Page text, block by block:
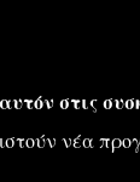
αυτόνστις
νέα